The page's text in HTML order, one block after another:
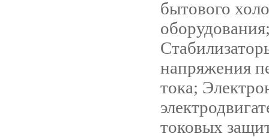
бытового
напряжения
тока;
токовых